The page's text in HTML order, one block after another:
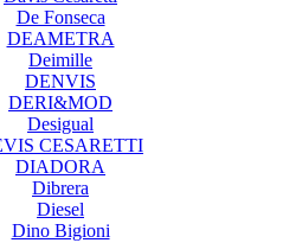
De Fonseca
DEAMETRA
Deimille
DENVIS
DERI&MOD
Desigual
CESARETTI
DIADORA
Dibrera
Diesel
Dino Bigioni